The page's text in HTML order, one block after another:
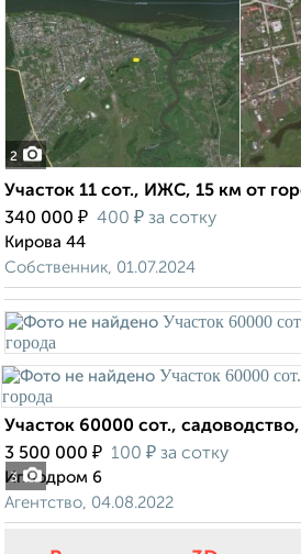
2
Участок 11 сот., ИЖС, 15 км от
340 000 ₽ 400 ₽ за сотку
Кирова 44
Собственник, 01.07.2024
3
Участок 60000 сот.,
3 500 000 ₽ 100 ₽ за сотку
Ипподром 6
Агентство, 04.08.2022